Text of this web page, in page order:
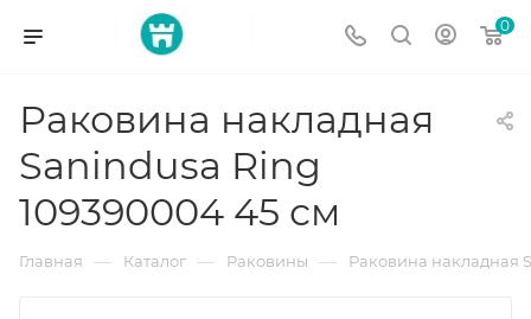
0
Раковина накладная
Sanindusa Ring
109390004 45 см
Главная — Каталог — Раковины — Раковина накладная